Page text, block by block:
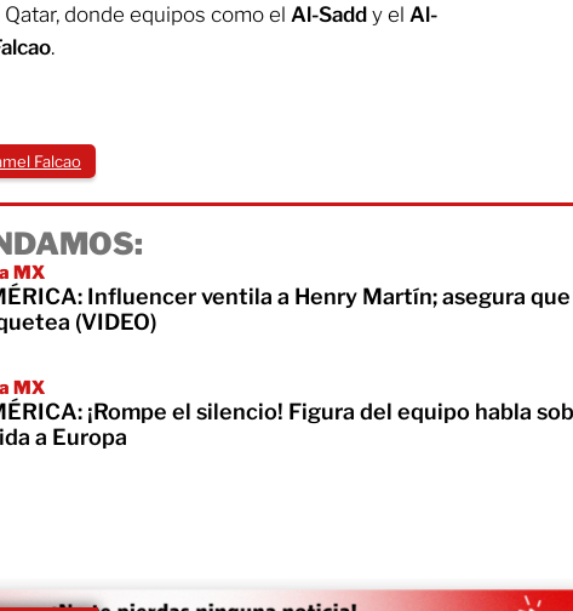
donde equipos como el Al-Sadd y el Al-
.
Falcao
MX
Influencer ventila a Henry Martín; asegura
(VIDEO)
MX
¡Rompe el silencio! Figura del equipo habla
a Europa